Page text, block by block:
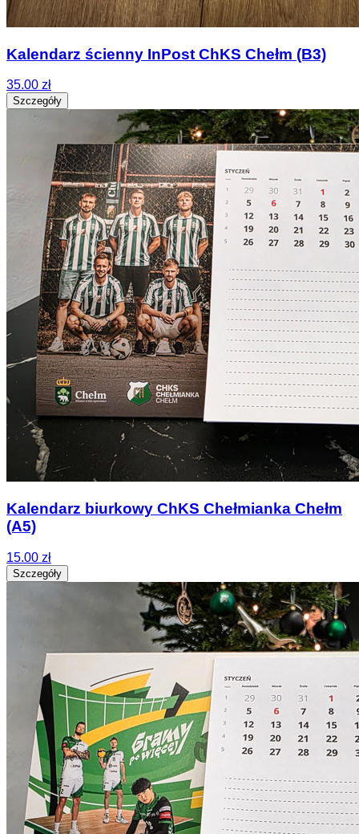
Kalendarz ścienny InPost ChKS Chełm (B3)
35.00 zł
Szczegóły
Kalendarz biurkowy ChKS Chełmianka Chełm
(A5)
15.00 zł
Szczegóły